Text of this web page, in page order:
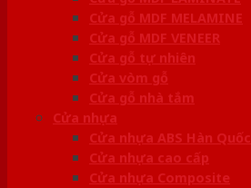
Cửa gỗ MDF MELAMINE
Cửa gỗ MDF VENEER
Cửa gỗ tự nhiên
Cửa vòm gỗ
Cửa gỗ nhà tắm
Cửa nhựa
Cửa nhựa ABS Hàn Quốc
Cửa nhựa cao cấp
Cửa nhựa Composite